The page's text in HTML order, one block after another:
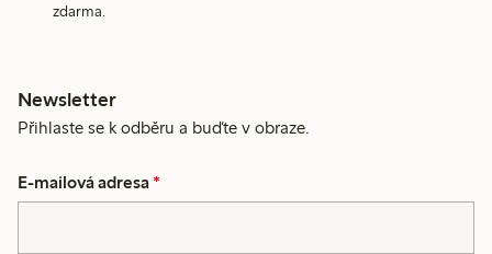
zdarma.
Newsletter
Přihlaste se k odběru a buďte v obraze.
E-mailová adresa *